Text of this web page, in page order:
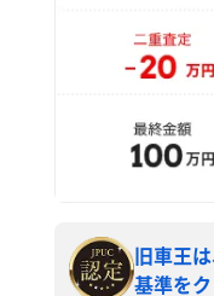
旧車王
基準を